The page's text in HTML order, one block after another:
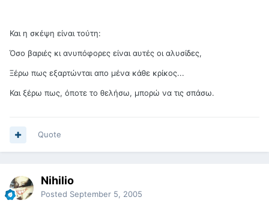
Και η σκέψη είναι τούτη:
Όσο βαριές κι ανυπόφορες είναι αυτές οι αλυσίδες,
Ξέρω πως εξαρτώνται απο μέναּ κάθε κρίκος...
Και ξέρω πως, όποτε το θελήσω, μπορώ να τις σπάσω.
Quote
Nihilio
Posted September 5, 2005